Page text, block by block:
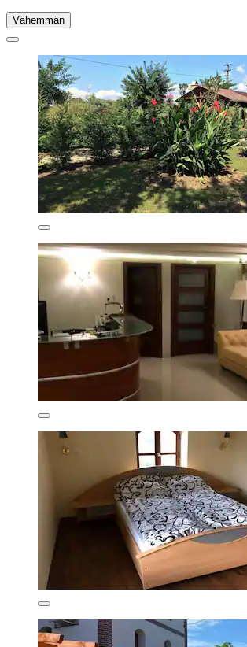
Vähemmän